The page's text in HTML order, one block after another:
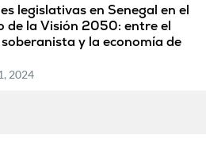
legislativas en Senegal en el
de la Visión 2050: entre el
y la economía de
2024